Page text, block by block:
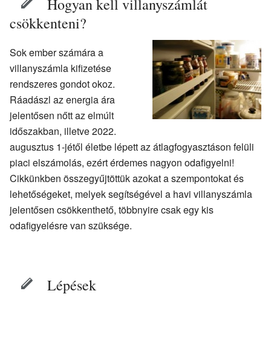
Hogyan kell villanyszámlát
csökkenteni?
Sok ember számára a
villanyszámla kifizetése
rendszeres gondot okoz.
Ráadászl az energia ára
jelentősen nőtt az elmúlt
időszakban, illetve 2022.
augusztus 1-jétől életbe lépett az átlagfogyasztáson felüli
piaci elszámolás, ezért érdemes nagyon odafigyelni!
Cikkünkben összegyűjtöttük azokat a szempontokat és
lehetőségeket, melyek segítségével a havi villanyszámla
jelentősen csökkenthető, többnyire csak egy kis
odafigyelésre van szüksége.
Lépések